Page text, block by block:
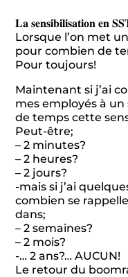
𝐋𝐚 𝐬𝐞𝐧𝐬𝐢𝐛𝐢𝐥𝐢𝐬𝐚𝐭𝐢𝐨𝐧 𝐞𝐧
Lorsque l’on met
pour combien de
Pour toujours!
Maintenant si j’ai
mes employés à un
de temps cette
Peut-être;
– 2 minutes?
– 2 heures?
– 2 jours?
-mais si j’ai
combien se
dans;
– 2 semaines?
– 2 mois?
-… 2 ans?… AUCUN!
Le retour du